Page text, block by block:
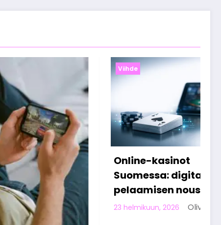
Olivia Aho
Viihde
Miten suomalaiset
viettävät vapaa-aikaa
verkossa työpäivän
jälkeen